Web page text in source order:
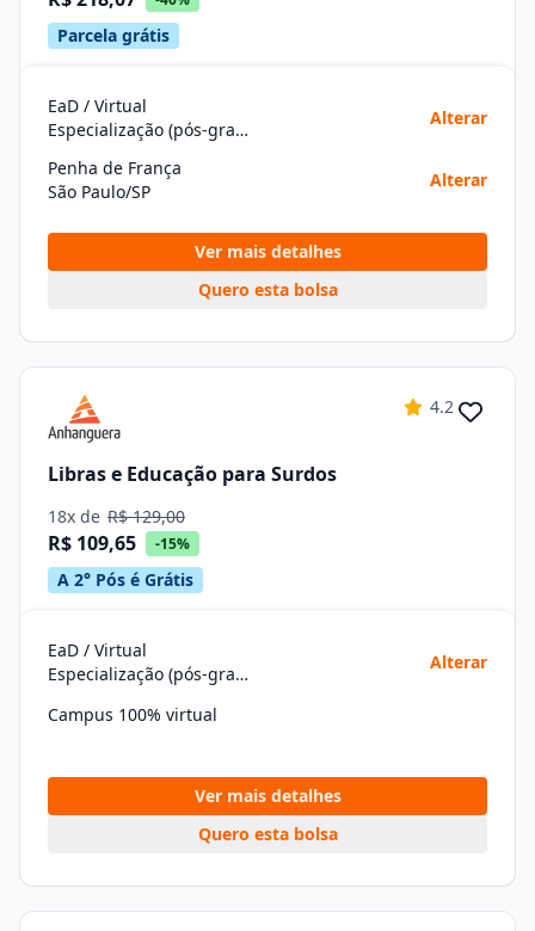
Parcela grátis
EaD / Virtual
Especialização (pós-graduação)
Alterar
Penha de França
São Paulo/SP
Alterar
Ver mais detalhes
Quero esta bolsa
4.2
Libras e Educação para Surdos
18x de R$ 129,00
R$ 109,65 -15%
A 2° Pós é Grátis
EaD / Virtual
Especialização (pós-graduação)
Alterar
Campus 100% virtual
Ver mais detalhes
Quero esta bolsa